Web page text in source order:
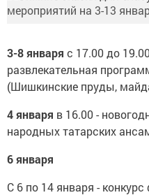
3-8 января с 17.00 до
развлекательная
(Шишкинские пруды,
4 января в 16.00 -
народных татарских
6 января
С 6 по 14 января -